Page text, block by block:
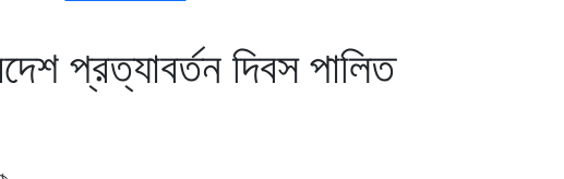
প্রত্যাবর্তন দিবস পালিত